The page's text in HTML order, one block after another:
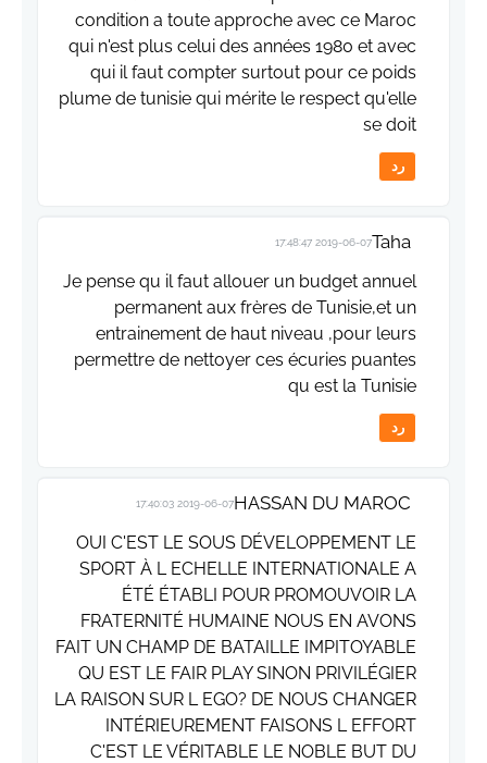
condition a toute approche avec ce Maroc
qui n'est plus celui des années 1980 et avec
qui il faut compter surtout pour ce poids
plume de tunisie qui mérite le respect qu'elle
se doit
رد
Taha
2019-06-07 17:48:47
Je pense qu il faut allouer un budget annuel
permanent aux frères de Tunisie,et un
entrainement de haut niveau ,pour leurs
permettre de nettoyer ces écuries puantes
qu est la Tunisie
رد
HASSAN DU MAROC
2019-06-07 17:40:03
OUI C'EST LE SOUS DÉVELOPPEMENT LE
SPORT À L ECHELLE INTERNATIONALE A
ÉTÉ ÉTABLI POUR PROMOUVOIR LA
FRATERNITÉ HUMAINE NOUS EN AVONS
FAIT UN CHAMP DE BATAILLE IMPITOYABLE
QU EST LE FAIR PLAY SINON PRIVILÉGIER
LA RAISON SUR L EGO? DE NOUS CHANGER
INTÉRIEUREMENT FAISONS L EFFORT
C'EST LE VÉRITABLE LE NOBLE BUT DU